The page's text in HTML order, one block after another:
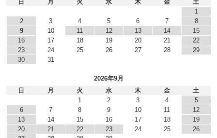
日
月 火 水 木 金
土
1
2
3 4 5 6 7
8
9
10 11 12 13 14
15
16
17 18 19 20 21
22
23
24 25 26 27 28
29
30
31
2026年9月
日
月 火 水 木 金
土
1
2 3 4
5
6
7 8 9 10 11
12
13
14 15 16 17 18
19
20
21 22 23 24 25
26